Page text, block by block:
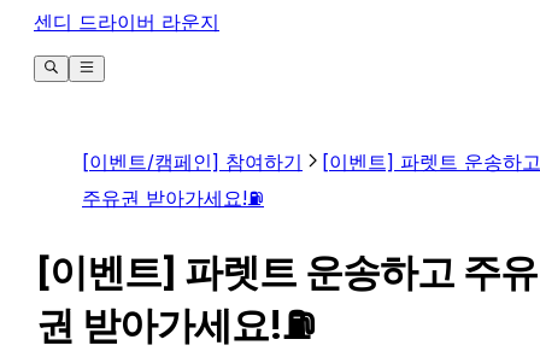
센디 드라이버 라운지
[이벤트/캠페인] 참여하기
[이벤트] 파렛트 운송하고
주유권 받아가세요!⛽
[이벤트] 파렛트 운송하고 주유
권 받아가세요!⛽